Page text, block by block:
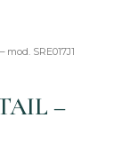
mod. SRE017J1
–